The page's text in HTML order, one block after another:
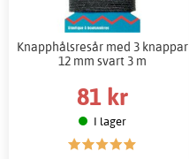
Knapphålsresår med 3 knappar
12 mm svart 3 m
81 kr
I lager